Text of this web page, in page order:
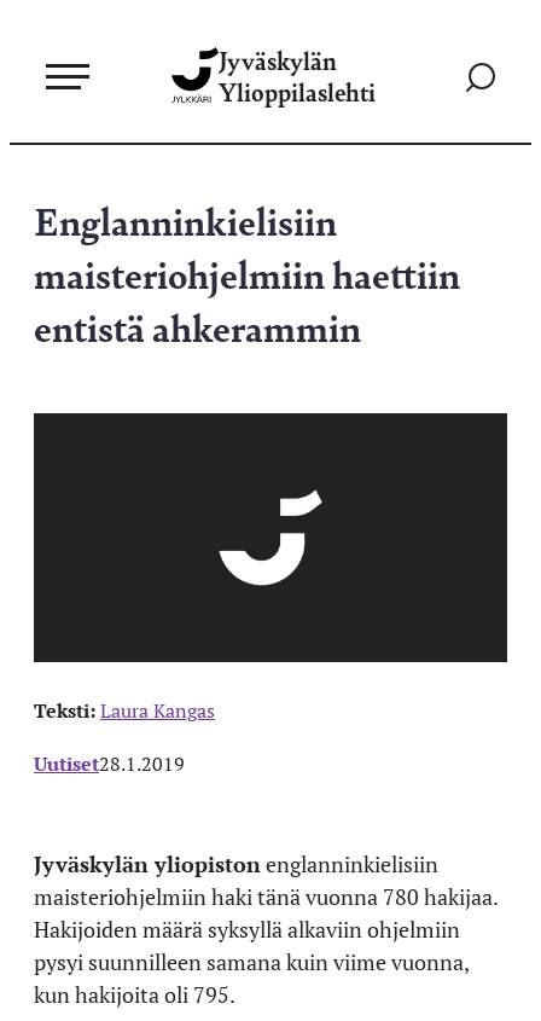
sisältöön
Jyväskylän
Ylioppilaslehti
Siirry
Englanninkielisiin
maisteriohjelmiin haettiin
entistä ahkerammin
Teksti:Laura Kangas
Uutiset28.1.2019
Jyväskylän yliopiston englanninkielisiin
maisteriohjelmiin haki tänä vuonna 780 hakijaa.
Hakijoiden määrä syksyllä alkaviin ohjelmiin
pysyi suunnilleen samana kuin viime vuonna,
kun hakijoita oli 795.